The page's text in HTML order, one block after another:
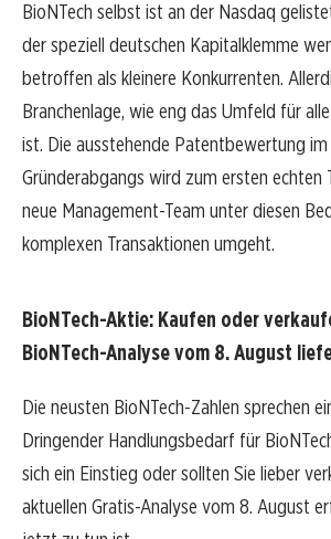
BioNTech selbst ist an der Nasdaq
der speziell deutschen Kapitalklemme
betroffen als kleinere Konkurrenten.
Branchenlage, wie eng das Umfeld für
ist. Die ausstehende Patentbewertung
Gründerabgangs wird zum ersten echten
neue Management-Team unter diesen
komplexen Transaktionen umgeht.
BioNTech-Aktie: Kaufen oder
BioNTech-Analyse vom 8. August
Die neusten BioNTech-Zahlen sprechen
Dringender Handlungsbedarf für
sich ein Einstieg oder sollten Sie lieber
aktuellen Gratis-Analyse vom 8. August